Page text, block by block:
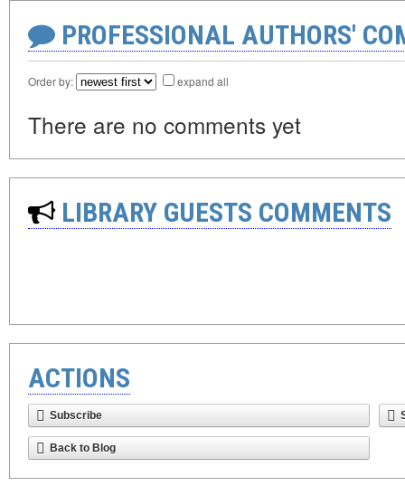
PROFESSIONAL AUTHORS'
Order by: expand all
There are no comments yet
LIBRARY GUESTS COMMENTS
ACTIONS
Subscribe
Back to Blog